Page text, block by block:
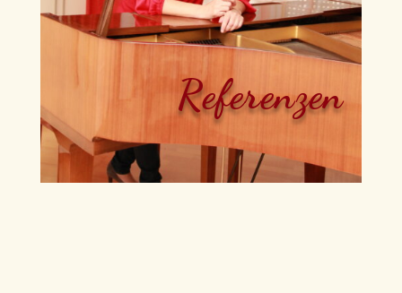
Referenzen